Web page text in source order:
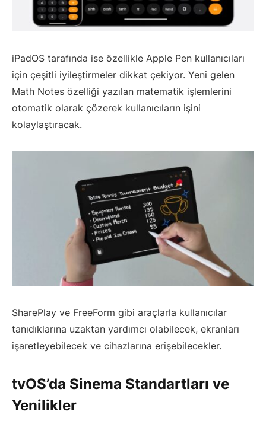
iPadOS tarafında ise özellikle Apple Pen kullanıcıları
için çeşitli iyileştirmeler dikkat çekiyor. Yeni gelen
Math Notes özelliği yazılan matematik işlemlerini
otomatik olarak çözerek kullanıcıların işini
kolaylaştıracak.
SharePlay ve FreeForm gibi araçlarla kullanıcılar
tanıdıklarına uzaktan yardımcı olabilecek, ekranları
işaretleyebilecek ve cihazlarına erişebilecekler.
tvOS’da Sinema Standartları ve
Yenilikler